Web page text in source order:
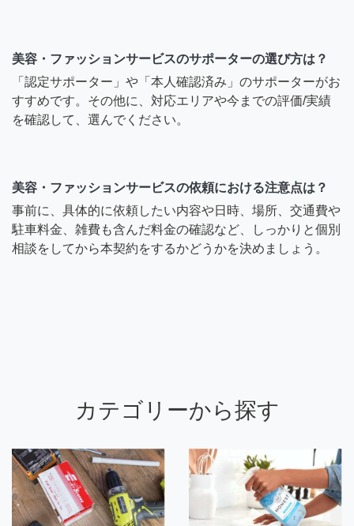
美容・ファッションサービスのサポーターの選び方は？
「認定サポーター」や「本人確認済み」のサポーターがお
すすめです。その他に、対応エリアや今までの評価/実績
を確認して、選んでください。
美容・ファッションサービスの依頼における注意点は？
事前に、具体的に依頼したい内容や日時、場所、交通費や
駐車料金、雑費も含んだ料金の確認など、しっかりと個別
相談をしてから本契約をするかどうかを決めましょう。
カテゴリーから探す